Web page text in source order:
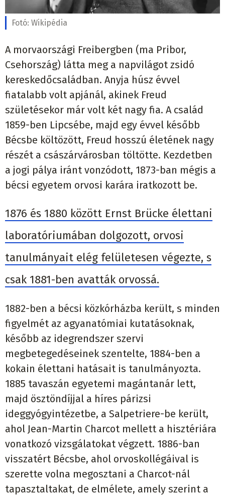
Fotó: Wikipédia
A morvaországi Freibergben (ma Pribor,
Csehország) látta meg a napvilágot zsidó
kereskedőcsaládban. Anyja húsz évvel
fiatalabb volt apjánál, akinek Freud
születésekor már volt két nagy fia. A család
1859-ben Lipcsébe, majd egy évvel később
Bécsbe költözött, Freud hosszú életének nagy
részét a császárvárosban töltötte. Kezdetben
a jogi pálya iránt vonzódott, 1873-ban mégis a
bécsi egyetem orvosi karára iratkozott be.
1876 és 1880 között Ernst Brücke élettani
laboratóriumában dolgozott, orvosi
tanulmányait elég felületesen végezte, s
csak 1881-ben avatták orvossá.
1882-ben a bécsi közkórházba került, s minden
figyelmét az agyanatómiai kutatásoknak,
később az idegrendszer szervi
megbetegedéseinek szentelte, 1884-ben a
kokain élettani hatásait is tanulmányozta.
1885 tavaszán egyetemi magántanár lett,
majd ösztöndíjjal a híres párizsi
ideggyógyintézetbe, a Salpetriere-be került,
ahol Jean-Martin Charcot mellett a hisztériára
vonatkozó vizsgálatokat végzett. 1886-ban
visszatért Bécsbe, ahol orvoskollégáival is
szerette volna megosztani a Charcot-nál
tapasztaltakat, de elmélete, amely szerint a